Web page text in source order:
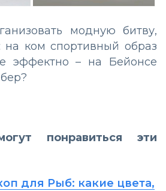
модную битву,
на ком спортивный образ
эффектно – на Бейонсе
понравиться эти
для Рыб: какие цвета,